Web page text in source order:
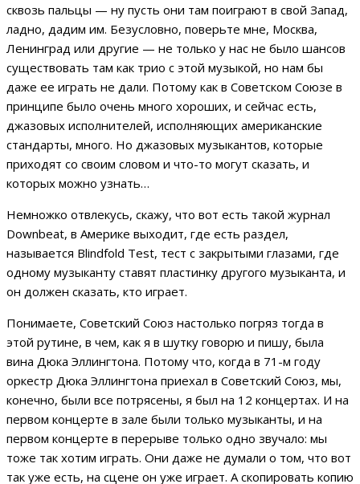
сквозь пальцы — ну пусть они там поиграют в свой Запад,
ладно, дадим им. Безусловно, поверьте мне, Москва,
Ленинград или другие — не только у нас не было шансов
существовать там как трио с этой музыкой, но нам бы
даже ее играть не дали. Потому как в Советском Союзе в
принципе было очень много хороших, и сейчас есть,
джазовых исполнителей, исполняющих американские
стандарты, много. Но джазовых музыкантов, которые
приходят со своим словом и что-то могут сказать, и
которых можно узнать…
Немножко отвлекусь, скажу, что вот есть такой журнал
Downbeat, в Америке выходит, где есть раздел,
называется Blindfold Test, тест с закрытыми глазами, где
одному музыканту ставят пластинку другого музыканта, и
он должен сказать, кто играет.
Понимаете, Советский Союз настолько погряз тогда в
этой рутине, в чем, как я в шутку говорю и пишу, была
вина Дюка Эллингтона. Потому что, когда в 71-м году
оркестр Дюка Эллингтона приехал в Советский Союз, мы,
конечно, были все потрясены, я был на 12 концертах. И на
первом концерте в зале были только музыканты, и на
первом концерте в перерыве только одно звучало: мы
тоже так хотим играть. Они даже не думали о том, что вот
так уже есть, на сцене он уже играет. А скопировать копию